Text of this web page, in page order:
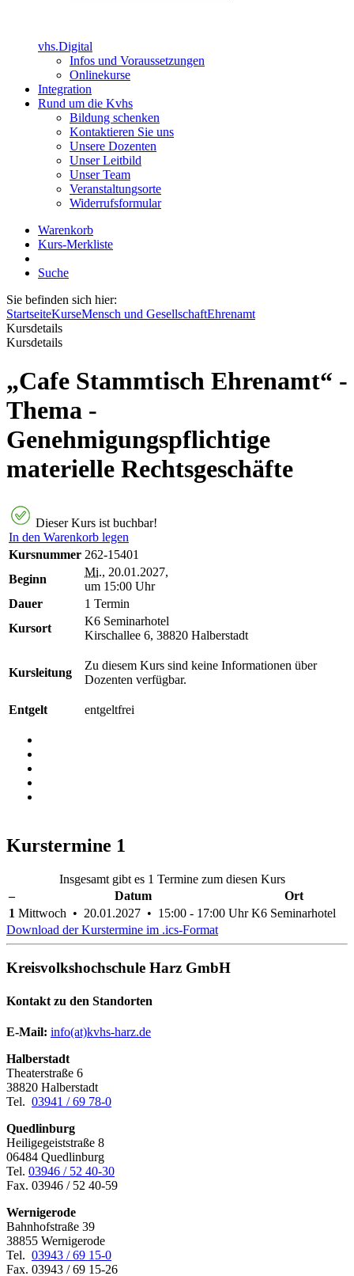
vhs.Digital
Infos und Voraussetzungen
Onlinekurse
Integration
Rund um die Kvhs
Bildung schenken
Kontaktieren Sie uns
Unsere Dozenten
Unser Leitbild
Unser Team
Veranstaltungsorte
Widerrufsformular
Warenkorb
Kurs-Merkliste
Suche
Sie befinden sich hier:
StartseiteKurseMensch und GesellschaftEhrenamt
Kursdetails
Kursdetails
„Cafe Stammtisch Ehrenamt“ -
Thema -
Genehmigungspflichtige
materielle Rechtsgeschäfte
Dieser Kurs ist buchbar!
In den Warenkorb legen
Kursnummer 262-15401
Beginn
Mi., 20.01.2027,
um 15:00 Uhr
Dauer
1 Termin
Kursort
K6 Seminarhotel
Kirschallee 6, 38820 Halberstadt
Kursleitung
Zu diesem Kurs sind keine Informationen über
Dozenten verfügbar.
Entgelt entgeltfrei
Kurstermine 1
Insgesamt gibt es 1 Termine zum diesen Kurs
–
Datum
Ort
1 Mittwoch • 20.01.2027 • 15:00 - 17:00 Uhr K6 Seminarhotel
Download der Kurstermine im .ics-Format
Kreisvolkshochschule Harz GmbH
Kontakt zu den Standorten
E-Mail: info(at)kvhs-harz.de
Halberstadt
Theaterstraße 6
38820 Halberstadt
Tel. 03941 / 69 78-0
Quedlinburg
Heiligegeiststraße 8
06484 Quedlinburg
Tel. 03946 / 52 40-30
Fax. 03946 / 52 40-59
Wernigerode
Bahnhofstraße 39
38855 Wernigerode
Tel. 03943 / 69 15-0
Fax. 03943 / 69 15-26